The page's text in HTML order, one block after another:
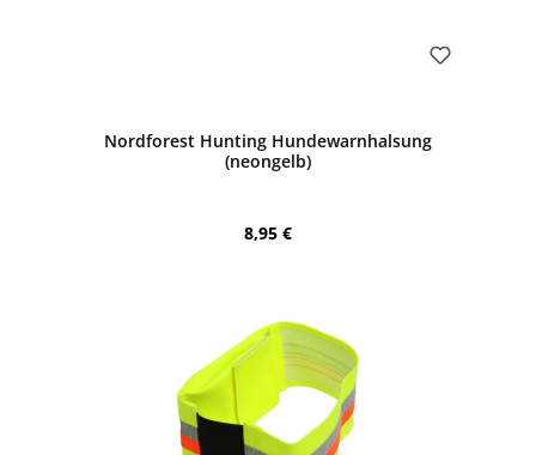
Nordforest Hunting Hundewarnhalsung
(neongelb)
Regulärer Preis:
8,95 €